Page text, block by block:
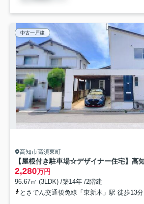
中古一戸建
高知市高須東町
2,280万円
96.67㎡ (3LDK) /築14年 /2階建
とさでん交通後免線「東新木」駅 徒歩13分